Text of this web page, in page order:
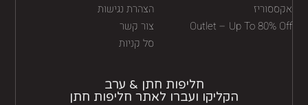
Outlet – Up To 80%
הצהרת נגישות
צור קשר
סל קניות
חליפות חתן & ערב
הקליקו ועברו לאתר חליפות חתן